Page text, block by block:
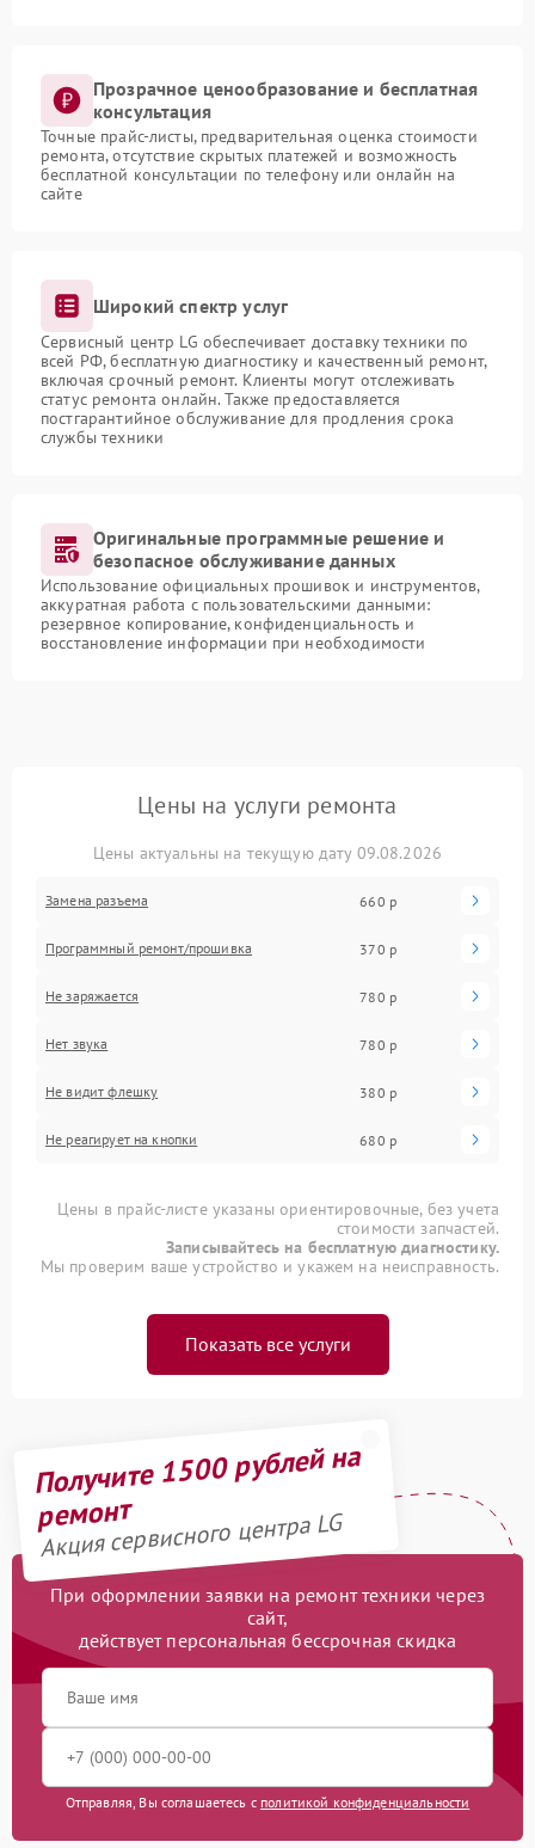
Прозрачное ценообразование и бесплатная
консультация
Точные прайс-листы, предварительная оценка стоимости
ремонта, отсутствие скрытых платежей и возможность
бесплатной консультации по телефону или онлайн на
сайте
Широкий спектр услуг
Сервисный центр LG обеспечивает доставку техники по
всей РФ, бесплатную диагностику и качественный ремонт,
включая срочный ремонт. Клиенты могут отслеживать
статус ремонта онлайн. Также предоставляется
постгарантийное обслуживание для продления срока
службы техники
Оригинальные программные решение и
безопасное обслуживание данных
Использование официальных прошивок и инструментов,
аккуратная работа с пользовательскими данными:
резервное копирование, конфиденциальность и
восстановление информации при необходимости
Цены на услуги ремонта
Цены актуальны на текущую дату 09.08.2026
Замена разъема 660 р
Программный ремонт/прошивка 370 р
Не заряжается 780 р
Нет звука 780 р
Не видит флешку 380 р
Не реагирует на кнопки 680 р
Цены в прайс-листе указаны ориентировочные, без учета
стоимости запчастей.
Записывайтесь на бесплатную диагностику.
Мы проверим ваше устройство и укажем на неисправность.
Показать все услуги
Получите 1500 рублей на
ремонт
Акция сервисного центра LG
При оформлении заявки на ремонт техники через
сайт,
действует персональная бессрочная скидка
Отправляя, Вы соглашаетесь с политикой конфиденциальности